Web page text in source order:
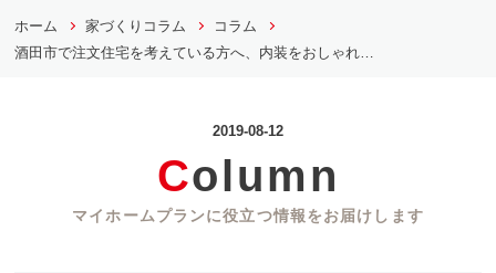
ホーム 家づくりコラム
コラム
酒田市で注文住宅を考えている方へ、内装をおしゃれ…
2019-08-12
Column
マイホームプランに役立つ情報をお届けします